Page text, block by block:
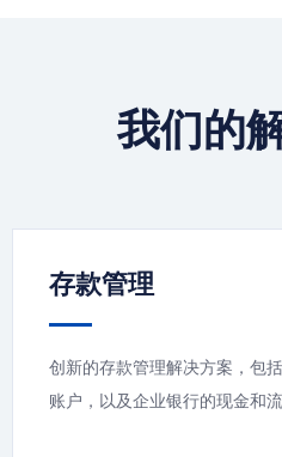
我们的
存款管理
创新的存款管理解决方案，包
账户，以及企业银行的现金和流